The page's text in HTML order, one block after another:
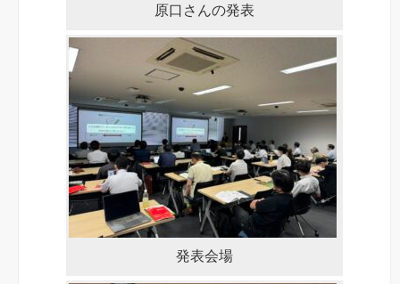
原口さんの発表
発表会場